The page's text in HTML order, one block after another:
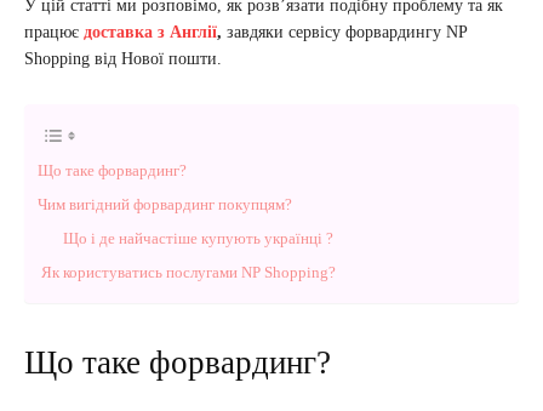
У цій статті ми розповімо, як розв’язати подібну проблему та як
працює доставка з Англії, завдяки сервісу форвардингу NP
Shopping від Нової пошти.
Що таке форвардинг?
Чим вигідний форвардинг покупцям?
Що і де найчастіше купують українці ?
Як користуватись послугами NP Shopping?
Що таке форвардинг?